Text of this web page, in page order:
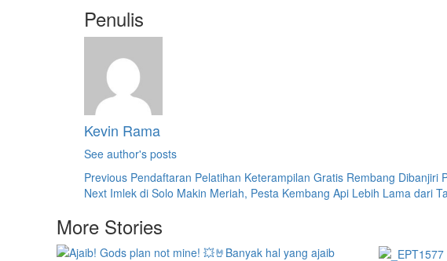
Penulis
Kevin Rama
See author's posts
Post
Navigation
Previous Pendaftaran Pelatihan Keterampilan Gratis Rembang Dibanjiri
Next Imlek di Solo Makin Meriah, Pesta Kembang Api Lebih Lama dari
More Stories